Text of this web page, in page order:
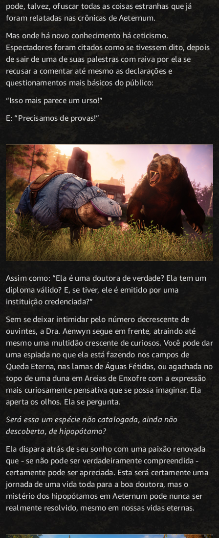
pode, talvez, ofuscar todas as coisas estranhas que já
foram relatadas nas crônicas de Aeternum.
Mas onde há novo conhecimento há ceticismo.
Espectadores foram citados como se tivessem dito, depois
de sair de uma de suas palestras com raiva por ela se
recusar a comentar até mesmo as declarações e
questionamentos mais básicos do público:
“Isso mais parece um urso!”
E: “Precisamos de provas!”
Assim como: “Ela é uma doutora de verdade? Ela tem um
diploma válido? E, se tiver, ele é emitido por uma
instituição credenciada?”
Sem se deixar intimidar pelo número decrescente de
ouvintes, a Dra. Aenwyn segue em frente, atraindo até
mesmo uma multidão crescente de curiosos. Você pode dar
uma espiada no que ela está fazendo nos campos de
Queda Eterna, nas lamas de Águas Fétidas, ou agachada no
topo de uma duna em Areias de Enxofre com a expressão
mais curiosamente pensativa que se possa imaginar. Ela
aperta os olhos. Ela se pergunta.
Será essa um espécie não catalogada, ainda não
descoberta, de hipopótamo?
Ela dispara atrás de seu sonho com uma paixão renovada
que - se não pode ser verdadeiramente compreendida -
certamente pode ser apreciada. Esta será certamente uma
jornada de uma vida toda para a boa doutora, mas o
mistério dos hipopótamos em Aeternum pode nunca ser
realmente resolvido, mesmo em nossas vidas eternas.